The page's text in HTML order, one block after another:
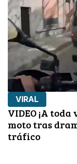
VIRAL
VIDEO ¡A
moto tras
tráfico